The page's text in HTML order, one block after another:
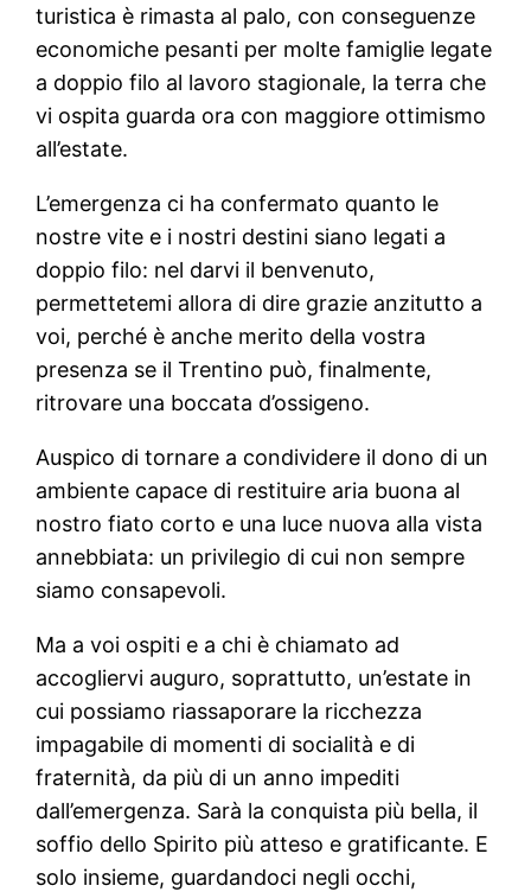
turistica è rimasta al palo, con conseguenze
economiche pesanti per molte famiglie legate
a doppio filo al lavoro stagionale, la terra che
vi ospita guarda ora con maggiore ottimismo
all’estate.
L’emergenza ci ha confermato quanto le
nostre vite e i nostri destini siano legati a
doppio filo: nel darvi il benvenuto,
permettetemi allora di dire grazie anzitutto a
voi, perché è anche merito della vostra
presenza se il Trentino può, finalmente,
ritrovare una boccata d’ossigeno.
Auspico di tornare a condividere il dono di un
ambiente capace di restituire aria buona al
nostro fiato corto e una luce nuova alla vista
annebbiata: un privilegio di cui non sempre
siamo consapevoli.
Ma a voi ospiti e a chi è chiamato ad
accogliervi auguro, soprattutto, un’estate in
cui possiamo riassaporare la ricchezza
impagabile di momenti di socialità e di
fraternità, da più di un anno impediti
dall’emergenza. Sarà la conquista più bella, il
soffio dello Spirito più atteso e gratificante. E
solo insieme, guardandoci negli occhi,